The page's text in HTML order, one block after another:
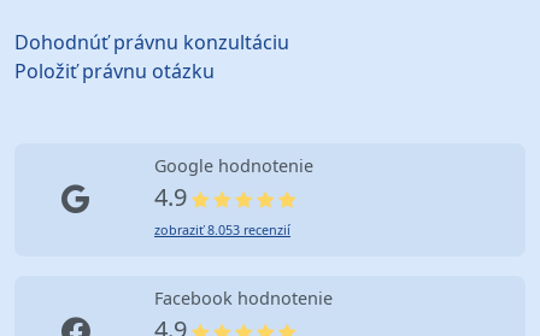
Dohodnúť právnu konzultáciu
Položiť právnu otázku
Google hodnotenie
4.9
zobraziť 8.053 recenzií
Facebook hodnotenie